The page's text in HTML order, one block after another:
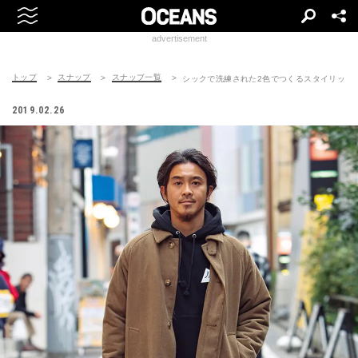
advertisement
トップ スナップ スナップ一覧 シックで洗練された2色でつくるスタイリッシ
2019.02.26